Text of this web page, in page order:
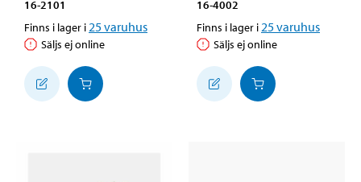
16-2101
Finns i lager i 25varuhus
Säljs ej online
16-4002
Finns i lager i 25varuhus
Säljs ej online